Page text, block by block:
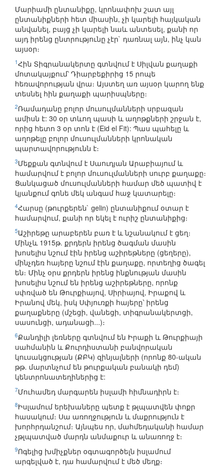
Մարիամի ընտանիքը, կրոնափոխ շատ այլ
ընտանիքների հետ միասին, չի կարելի հայկական
անվանել, բայց չի կարելի նաև անտեսել, քանի որ
այդ իրենց ընտրությունը չէր` դառնալ այն, ինչ կան
այսօր։
1Հին Տիգրանակերտը գտնվում է Սիլվան քաղաքի
մոտակայքում՝ Դիարբեքիրից 15 րոպե
հեռավորության վրա։ Այստեղ առ այսօր կարող ենք
տեսնել հին քաղաքի պարիսպները։
2Ռամադանը բոլոր մուսուլմանների սրբազան
ամիսն է: 30 օր տևող պասի և աղոթքների շրջան է,
որից հետո 3 օր տոն է (Eid el Fit): Պաս պահելը և
աղոթելը բոլոր մուսուլմանների կրոնական
պարտավորությունն է։
3Մեքքան գտնվում է Սաուդյան Արաբիայում և
համարվում է բոլոր մուսուլմանների սուրբ քաղաքը։
Ցանկացած մուսուլմանների համար մեծ պատիվ է
կյանքում գոնե մեկ անգամ հաջ կատարելը։
4Հարսը (թուրքերեն` gelin) ընտանիքում օտար է
համարվում, քանի որ եկել է ուրիշ ընտանիքից։
5Աշիրեթը արաբերեն բառ է և նշանակում է ցեղ։
Մինչև 1915թ. քրդերն իրենց ծագման մասին
խոսելիս նշում էին իրենց աշիրեթները (ցեղերը),
մինչդեռ հայերը նշում էին քաղաքը, որտեղից ծագել
են։ Մինչ օրս քրդերն իրենց ինքնության մասին
խոսելիս նշում են իրենց աշիրեթները, որոնք
սփռված են Թուրքիայով, Սիրիայով, Իրաքով և
Իրանով մեկ, իսկ Սփյուռքի հայերը՝ իրենց
քաղաքները (մշեցի, վանեցի, տիգրանակերտցի,
սասունցի, ադանացի...)։
6Քանդիլի լեռները գտնվում են Իրաքի և Թուրքիայի
սահմանին և Քուրդիստանի բանվորական
կուսակցության (ՔԲԿ) զինյալների (որոնք 80-ական
թթ. մարտնչում են թուրքական բանակի դեմ)
կենտրոնատեղիներից է:
7Մուհամեդ մարգարեն իսլամի հիմնադիրն է։
8Իսլամում երեխաները պետք է թլպատվեն փոքր
հասակում։ Սա առողջություն և մաքրություն է
խորհրդանշում։ Այնպես որ, մահմեդականի համար
չթլպատված մարդն անմաքուր և անառողջ է։
9Ոգելից խմիչքներ օգտագործելն իսլամում
արգելված է, դա համարվում է մեծ մեղք։